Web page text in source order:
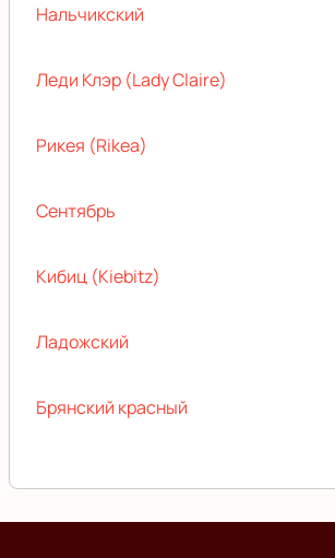
Нальчикский
Леди Клэр (Lady Claire)
Рикея (Rikea)
Сентябрь
Кибиц (Kiebitz)
Ладожский
Брянский красный